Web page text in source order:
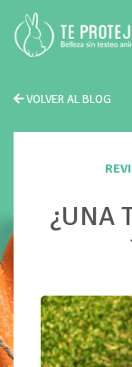
VOLVER AL BLOG
¿UNA